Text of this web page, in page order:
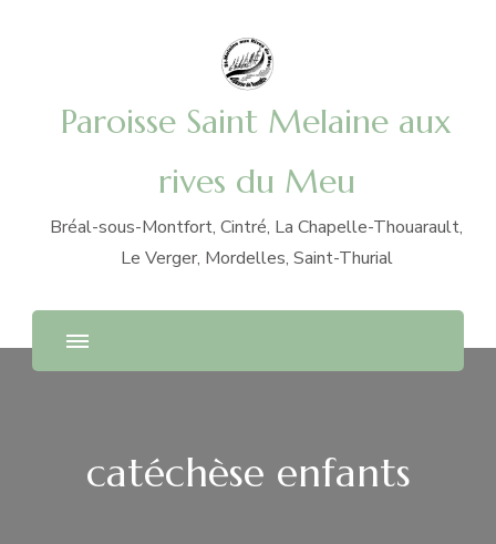
Paroisse Saint Melaine aux
rives du Meu
Bréal-sous-Montfort, Cintré, La Chapelle-Thouarault,
Le Verger, Mordelles, Saint-Thurial
catéchèse enfants